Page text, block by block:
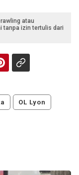
atau
tanpa izin tertulis dari
OL Lyon